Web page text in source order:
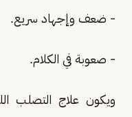
- ضعف وإجهاد سريع.
- صعوبة في الكلام.
ويكون علاج التصلب